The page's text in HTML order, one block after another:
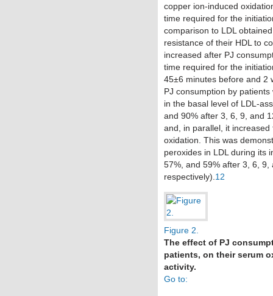
copper ion-induced
time required for the
comparison to LDL
resistance of their HDL to
increased after PJ
time required for the
45±6 minutes before and 2
PJ consumption by
in the basal level of LDL-
and 90% after 3, 6, 9, and
and, in parallel, it
oxidation. This was
peroxides in LDL during its
57%, and 59% after 3, 6,
respectively). 12
Figure 2.
The effect of PJ
patients, on their serum
activity.
Go to: